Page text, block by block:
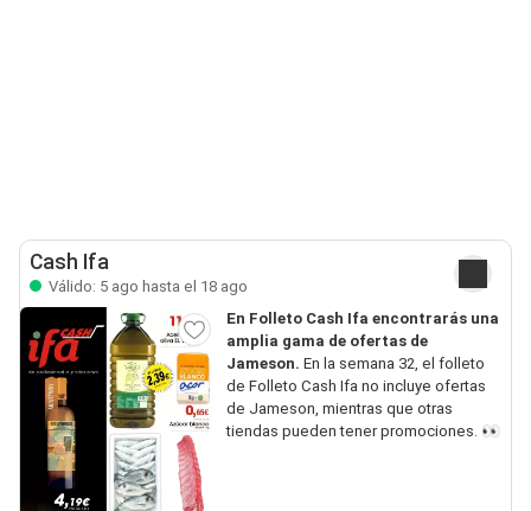
Cash Ifa
Válido: 5 ago hasta el 18 ago
En Folleto Cash Ifa encontrarás una
amplia gama de ofertas de
Jameson. En la semana 32, el folleto
de Folleto Cash Ifa no incluye ofertas
de Jameson, mientras que otras
tiendas pueden tener promociones. 👀